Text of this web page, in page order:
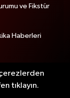
ve Fikstür
Haberleri
tıklayın.